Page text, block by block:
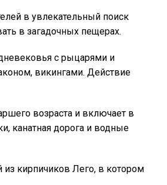
в увлекательный поиск
в загадочных пещерах.
с рыцарями и
викингами. Действие
возраста и включает в
канатная дорога и водные
из кирпичиков Лего, в котором